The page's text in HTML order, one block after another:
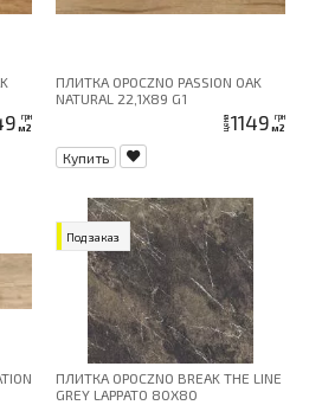
грн
м2
ПЛИТКА OPOCZNO PASSION OAK
NATURAL 22,1X89 G1
цена1149 грн
м2
Купить
Под заказ
ПЛИТКА OPOCZNO BREAK THE LINE
GREY LAPPATO 80X80